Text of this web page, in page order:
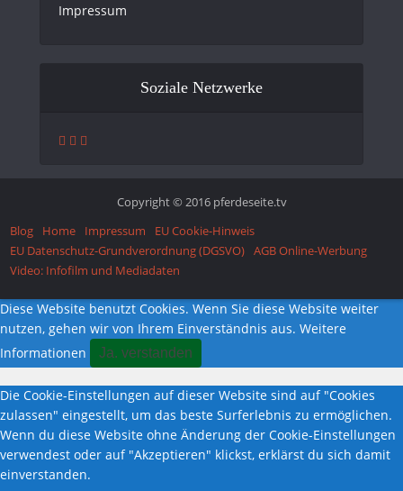
Impressum
Soziale Netzwerke
Copyright © 2016 pferdeseite.tv
Blog
Home Impressum
EU Cookie-Hinweis
EU Datenschutz-Grundverordnung (DGSVO) AGB Online-Werbung
Video: Infofilm und Mediadaten
Diese Website benutzt Cookies. Wenn Sie diese Website weiter
nutzen, gehen wir von Ihrem Einverständnis aus. Weitere
Informationen
Ja. verstanden
Die Cookie-Einstellungen auf dieser Website sind auf "Cookies
zulassen" eingestellt, um das beste Surferlebnis zu ermöglichen.
Wenn du diese Website ohne Änderung der Cookie-Einstellungen
verwendest oder auf "Akzeptieren" klickst, erklärst du sich damit
einverstanden.